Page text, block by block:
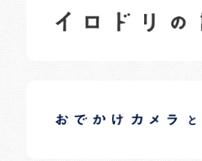
日常の様子など随時更新中です。
日常の様子など随時更新中です。